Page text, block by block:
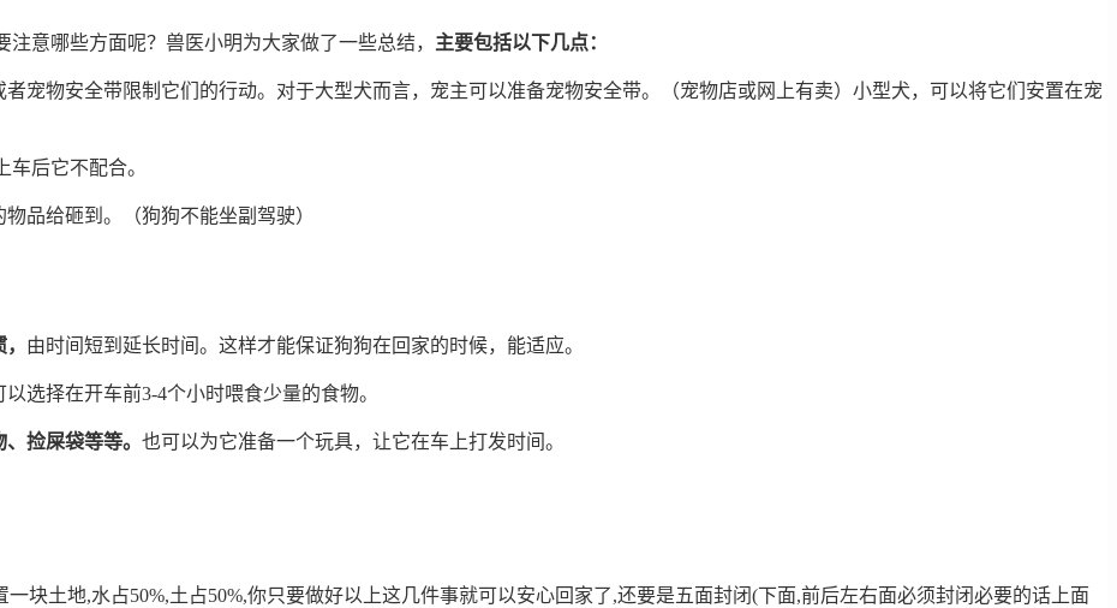
意哪些方面呢？兽医小明为大家做了一些总结， 主要包括以下几点：
者宠物安全带限制它们的行动。对于大型犬而言，宠主可以准备宠物安全带。（宠物店或网上有卖）小型犬，可以将它们安置在宠
后它不配合。
品给砸到。（狗狗不能坐副驾驶）
由时间短到延长时间。这样才能保证狗狗在回家的时候，能适应。
以选择在开车前3-4个小时喂食少量的食物。
捡屎袋等等。 也可以为它准备一个玩具，让它在车上打发时间。
块土地,水占50%,土占50%,你只要做好以上这几件事就可以安心回家了,还要是五面封闭(下面,前后左右面必须封闭必要的话上面